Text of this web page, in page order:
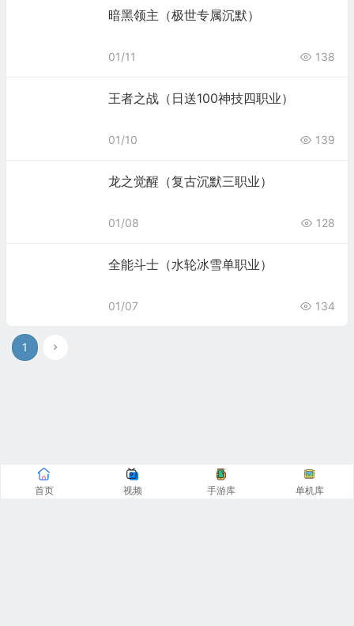
暗黑领主（极世专属沉默）
01/11 138
王者之战（日送100神技四职业）
01/10 139
龙之觉醒（复古沉默三职业）
01/08 128
全能斗士（水轮冰雪单职业）
01/07 134
1
首页 视频 手游库 单机库